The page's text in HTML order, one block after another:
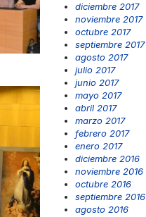
diciembre 2017
noviembre 2017
octubre 2017
septiembre 2017
agosto 2017
julio 2017
junio 2017
mayo 2017
abril 2017
marzo 2017
febrero 2017
enero 2017
diciembre 2016
noviembre 2016
octubre 2016
septiembre 2016
agosto 2016